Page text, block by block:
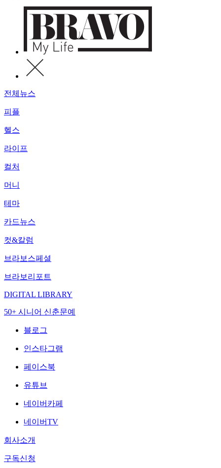
전체뉴스
피플
헬스
라이프
컬처
머니
테마
카드뉴스
컷&칼럼
브라보스페셜
브라보리포트
DIGITAL LIBRARY
50+ 시니어 신춘문예
블로그
인스타그램
페이스북
유튜브
네이버카페
네이버TV
회사소개
구독신청